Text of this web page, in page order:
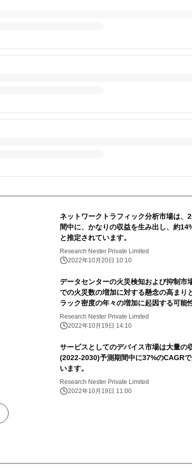
ネットワークトラフィック分析市場は、
間中に、かなりの収益を生み出し、約
と推定されています。
Research Nester Private Limited
2022年10月20日 10:10
データセンターの火災検知および抑制市
での火災数の増加に対する懸念の高まり
ラック密度の年々の増加に起因する可能
Research Nester Private Limited
2022年10月19日 14:10
サービスとしてのデバイス市場は大量の
(2022-2030)予測期間中に37%のCAGR
います。
Research Nester Private Limited
2022年10月19日 11:00